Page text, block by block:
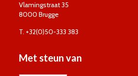
Vlamingstraat 35
8000 Brugge
T. +32(0)50-333 383
Met steun van